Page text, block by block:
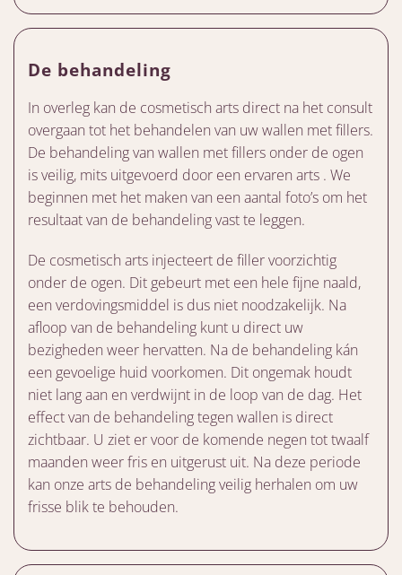
De behandeling
In overleg kan de cosmetisch arts direct na het consult
overgaan tot het behandelen van uw wallen met fillers.
De behandeling van wallen met fillers onder de ogen
is veilig, mits uitgevoerd door een ervaren arts . We
beginnen met het maken van een aantal foto’s om het
resultaat van de behandeling vast te leggen.
De cosmetisch arts injecteert de filler voorzichtig
onder de ogen. Dit gebeurt met een hele fijne naald,
een verdovingsmiddel is dus niet noodzakelijk. Na
afloop van de behandeling kunt u direct uw
bezigheden weer hervatten. Na de behandeling kán
een gevoelige huid voorkomen. Dit ongemak houdt
niet lang aan en verdwijnt in de loop van de dag. Het
effect van de behandeling tegen wallen is direct
zichtbaar. U ziet er voor de komende negen tot twaalf
maanden weer fris en uitgerust uit. Na deze periode
kan onze arts de behandeling veilig herhalen om uw
frisse blik te behouden.